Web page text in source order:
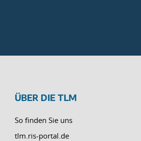
ÜBER DIE TLM
So finden Sie uns
tlm.ris-portal.de